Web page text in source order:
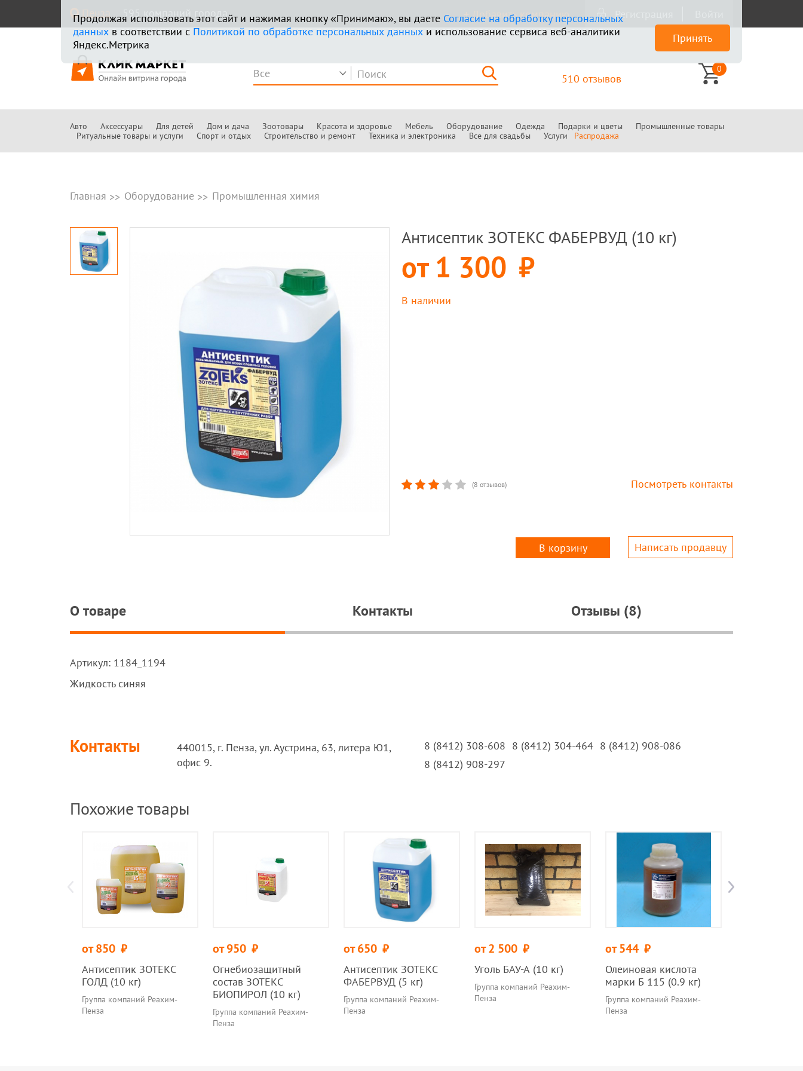
+ Добавить компанию Регистрация
510 отзывов
0
Авто Аксессуары Для детей Дом и дача Зоотовары Красота и здоровье Мебель Оборудование Одежда Подарки и цветы
Промышленные товары
Ритуальные товары и услуги
Спорт и отдых Строительство и ремонт Техника и электроника Все для свадьбы Услуги Распродажа
Продолжая использовать этот сайт и нажимая кнопку «Принимаю», вы даете Согласие на обработку персональных
данных в соответствии с Политикой по обработке персональных данных и использование сервиса веб-аналитики
Яндекс.Метрика
Принять
Главная Оборудование Промышленная химия
Антисептик ЗОТЕКС ФАБЕРВУД (10 кг)
от 1 300 руб.
В наличии
(8 отзывов) Посмотреть контакты
В корзину Написать продавцу
О товаре Контакты Отзывы (8)
Артикул: 1184_1194
Жидкость синяя
Контакты
440015, г. Пенза, ул. Аустрина, 63, литера Ю1,
офис 9.
8 (8412) 308-608 8 (8412) 304-464 8 (8412) 908-086
8 (8412) 908-297
Похожие товары
от 850 руб.
Антисептик ЗОТЕКС
ГОЛД (10 кг)
Группа компаний Реахим-
Пенза
от 950 руб.
Огнебиозащитный
состав ЗОТЕКС
БИОПИРОЛ (10 кг)
Группа компаний Реахим-
Пенза
от 650 руб.
Антисептик ЗОТЕКС
ФАБЕРВУД (5 кг)
Группа компаний Реахим-
Пенза
от 2 500 руб.
Уголь БАУ-А (10 кг)
Группа компаний Реахим-
Пенза
от 544 руб.
Олеиновая кислота
марки Б 115 (0.9 кг)
Группа компаний Реахим-
Пенза